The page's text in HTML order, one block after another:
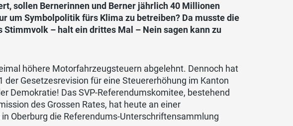
sollen Bernerinnen und Berner jährlich 40 Millionen
um Symbolpolitik fürs Klima zu betreiben? Da musste die
Stimmvolk – halt ein drittes Mal – Nein sagen kann zu
höhere Motorfahrzeugsteuern abgelehnt. Dennoch hat
Gesetzesrevision für eine Steuererhöhung im Kanton
Demokratie! Das SVP-Referendumskomitee, bestehend
des Grossen Rates, hat heute an einer
Oberburg die Referendums-Unterschriftensammlung